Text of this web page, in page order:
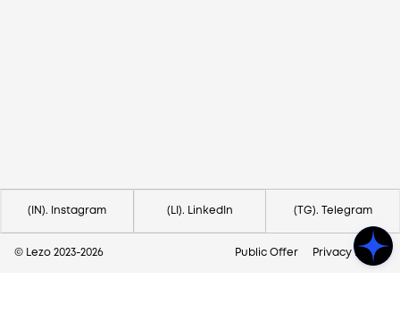
(IN). Instagram (LI). LinkedIn (TG). Telegram
© Lezo 2023-2026 Public Offer Privacy Policy